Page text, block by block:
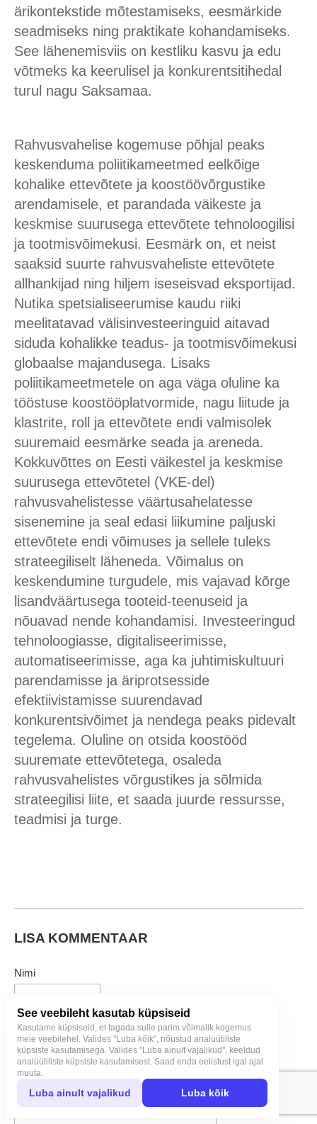
ärikontekstide mõtestamiseks, eesmärkide
seadmiseks ning praktikate kohandamiseks.
See lähenemisviis on kestliku kasvu ja edu
võtmeks ka keerulisel ja konkurentsitihedal
turul nagu Saksamaa.
Rahvusvahelise kogemuse põhjal peaks
keskenduma poliitikameetmed eelkõige
kohalike ettevõtete ja koostöövõrgustike
arendamisele, et parandada väikeste ja
keskmise suurusega ettevõtete tehnoloogilisi
ja tootmisvõimekusi. Eesmärk on, et neist
saaksid suurte rahvusvaheliste ettevõtete
allhankijad ning hiljem iseseisvad eksportijad.
Nutika spetsialiseerumise kaudu riiki
meelitatavad välisinvesteeringuid aitavad
siduda kohalikke teadus- ja tootmisvõimekusi
globaalse majandusega. Lisaks
poliitikameetmetele on aga väga oluline ka
tööstuse koostööplatvormide, nagu liitude ja
klastrite, roll ja ettevõtete endi valmisolek
suuremaid eesmärke seada ja areneda.
Kokkuvõttes on Eesti väikestel ja keskmise
suurusega ettevõtetel (VKE-del)
rahvusvahelistesse väärtusahelatesse
sisenemine ja seal edasi liikumine paljuski
ettevõtete endi võimuses ja sellele tuleks
strateegiliselt läheneda. Võimalus on
keskendumine turgudele, mis vajavad kõrge
lisandväärtusega tooteid-teenuseid ja
nõuavad nende kohandamisi. Investeeringud
tehnoloogiasse, digitaliseerimisse,
automatiseerimisse, aga ka juhtimiskultuuri
parendamisse ja äriprotsesside
efektiivistamisse suurendavad
konkurentsivõimet ja nendega peaks pidevalt
tegelema. Oluline on otsida koostööd
suuremate ettevõtetega, osaleda
rahvusvahelistes võrgustikes ja sõlmida
strateegilisi liite, et saada juurde ressursse,
teadmisi ja turge.
LISA KOMMENTAAR
Nimi
E-mail
See veebileht kasutab küpsiseid
Kasutame küpsiseid, et tagada sulle parim võimalik kogemus
meie veebilehel. Valides "Luba kõik", nõustud analüütiliste
küpsiste kasutamisega. Valides "Luba ainult vajalikud", keeldud
analüütiliste küpsiste kasutamisest. Saad enda eelistust igal ajal
muuta.
Luba ainult vajalikud Luba kõik